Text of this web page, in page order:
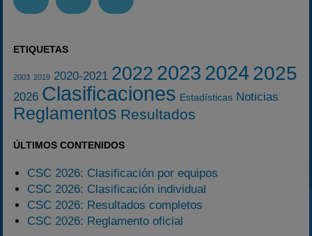
ETIQUETAS
2003 2019 2020-2021 2022 2023 20242025
2026 Clasificaciones Estadísticas Noticias
Reglamentos Resultados
ÚLTIMOS CONTENIDOS
CSC 2026: Clasificación por equipos
CSC 2026: Clasificación individual
CSC 2026: Resultados completos
CSC 2026: Reglamento oficial